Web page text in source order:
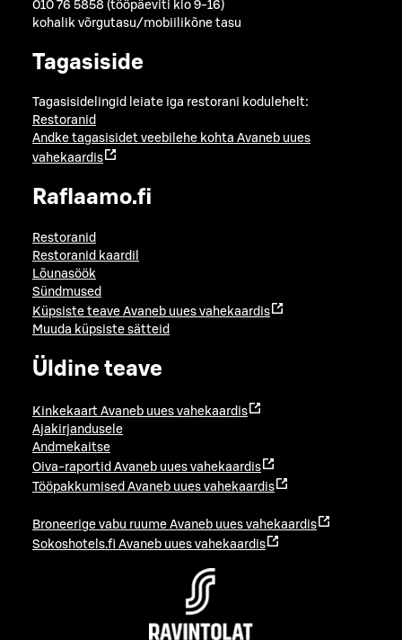
010 76 5858 (tööpäeviti klo 9-16)
kohalik võrgutasu/mobiilikõne tasu
Tagasiside
Tagasisidelingid leiate iga restorani kodulehelt:
Restoranid
Andke tagasisidet veebilehe kohta Avaneb uues
vahekaardis
Raflaamo.fi
Restoranid
Restoranid kaardil
Lõunasöök
Sündmused
Küpsiste teave Avaneb uues vahekaardis
Muuda küpsiste sätteid
Üldine teave
Kinkekaart Avaneb uues vahekaardis
Ajakirjandusele
Andmekaitse
Oiva-raportid Avaneb uues vahekaardis
Tööpakkumised Avaneb uues vahekaardis
Broneerige vabu ruume Avaneb uues vahekaardis
Sokoshotels.fi Avaneb uues vahekaardis